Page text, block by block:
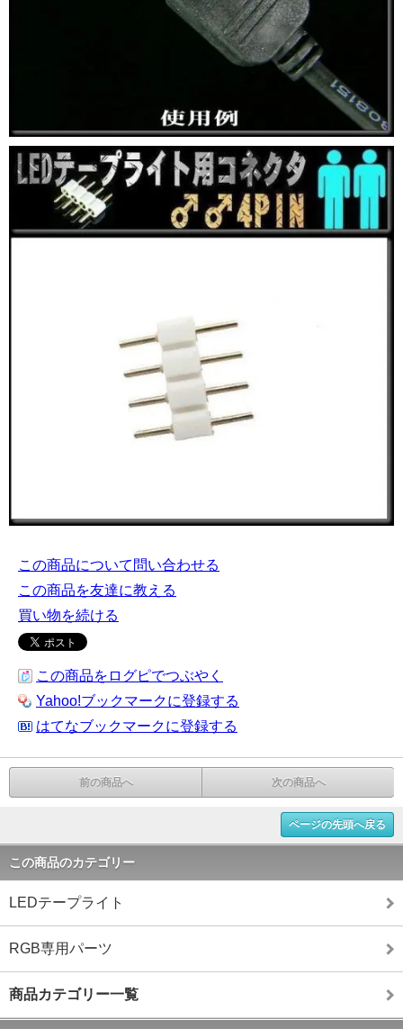
この商品について問い合わせる
この商品を友達に教える
買い物を続ける
この商品をログピでつぶやく
Yahoo!ブックマークに登録する
はてなブックマークに登録する
前の商品へ 次の商品へ
ページの先頭へ戻る
この商品のカテゴリー
LEDテープライト
RGB専用パーツ
商品カテゴリー一覧